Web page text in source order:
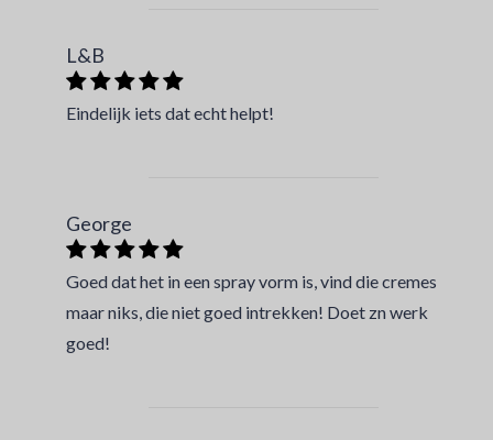
L&B
Eindelijk iets dat echt helpt!
George
Goed dat het in een spray vorm is, vind die cremes
maar niks, die niet goed intrekken! Doet zn werk
goed!